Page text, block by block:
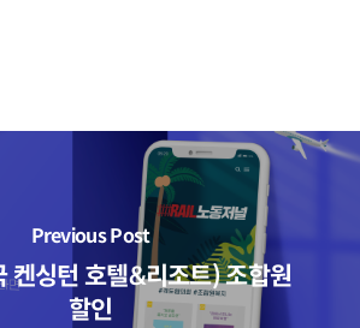
Previous Post
켄싱턴 호텔&리조트) 조합원
할인